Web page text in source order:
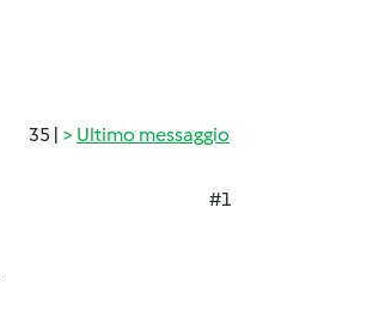
35 | Ultimo messaggio
#1